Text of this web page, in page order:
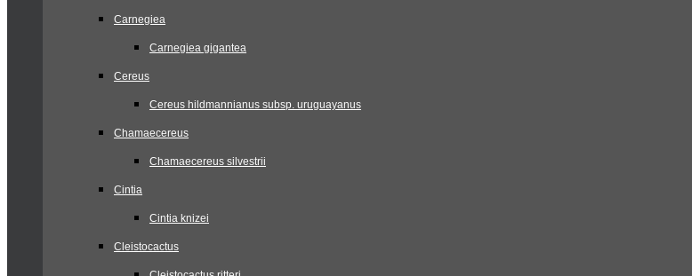
Carnegiea
Carnegiea gigantea
Cereus
Cereus hildmannianus subsp. uruguayanus
Chamaecereus
Chamaecereus silvestrii
Cintia
Cintia knizei
Cleistocactus